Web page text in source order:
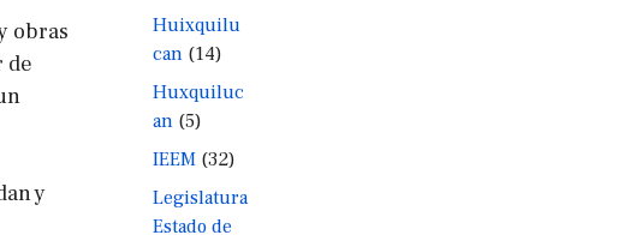
obras
de
y
Huixquilu
can (14)
Huxquiluc
an (5)
IEEM (32)
Legislatura
Estado de